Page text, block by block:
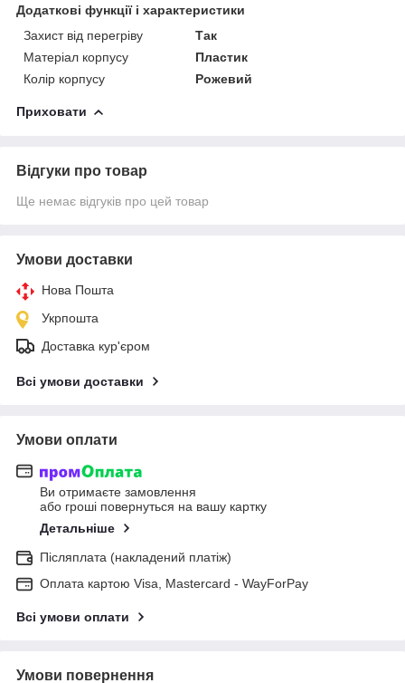
Додаткові функції і характеристики
Захист від перегріву
Так
Матеріал корпусу
Пластик
Колір корпусу
Рожевий
Приховати
Відгуки про товар
Ще немає відгуків про цей товар
Умови доставки
Нова Пошта
Укрпошта
Доставка кур'єром
Всі умови доставки
Умови оплати
Ви отримаєте замовлення
або гроші повернуться на вашу картку
Детальніше
Післяплата (накладений платіж)
Оплата картою Visa, Mastercard - WayForPay
Всі умови оплати
Умови повернення